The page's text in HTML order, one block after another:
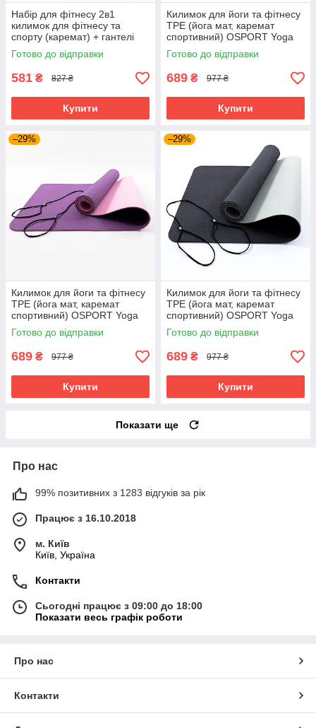
Набір для фітнесу 2в1
килимок для фітнесу та
спорту (каремат) + гантелі
2шт по 0.5 кг OSPORT Set 1
(n-0030) Салатовий
Готово до відправки
581 ₴ 827 ₴
Купити
Килимок для йоги та фітнесу
TPE (йога мат, каремат
спортивний) OSPORT Yoga
ECO Pro 6мм (FI-0076)
Чорно-салатовий
Готово до відправки
689 ₴ 977 ₴
Купити
–29%
Килимок для йоги та фітнесу
TPE (йога мат, каремат
спортивний) OSPORT Yoga
ECO Pro 6мм (FI-0076)
Фіолетово-рожевий
Готово до відправки
689 ₴ 977 ₴
Купити
–29%
Килимок для йоги та фітнесу
TPE (йога мат, каремат
спортивний) OSPORT Yoga
ECO Pro 6мм (FI-0076)
Чорно-сірий
Готово до відправки
689 ₴ 977 ₴
Купити
Показати ще
Про нас
99% позитивних з 1283 відгуків за рік
Працює з 16.10.2018
м. Київ
Київ, Україна
Контакти
Сьогодні працює з 09:00 до 18:00
Показати весь графік роботи
Про нас
Контакти